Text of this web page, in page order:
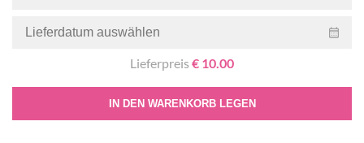
Lieferpreis € 10.00
IN DEN WARENKORB LEGEN